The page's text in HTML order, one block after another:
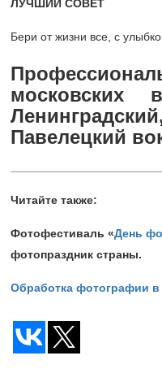
ЛУЧШИЙ СОВЕТ
Бери от жизни все, с
московских
Павелецкий
Читайте также:
Фотофестиваль «День
фотопраздник страны.
Обработка фотографии